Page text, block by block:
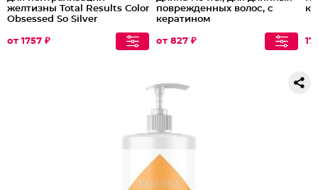
желтизны Total Results Color
Obsessed So Silver
от 1757 ₽
поврежденных волос, с
кератином
от 827 ₽